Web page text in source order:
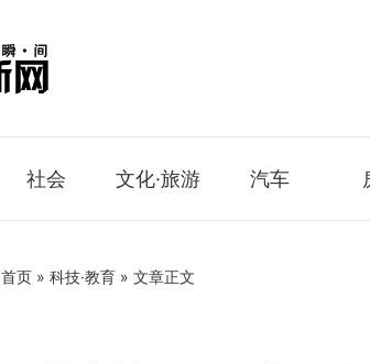
社会 文化·旅游 汽车
首页 » 科技·教育 » 文章正文